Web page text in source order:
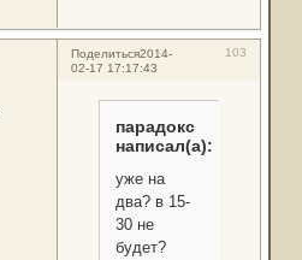
Поделиться 103
2014-
02-17 17:17:43
парадокс
написал(а):
уже на
два? в 15-
30 не
будет?